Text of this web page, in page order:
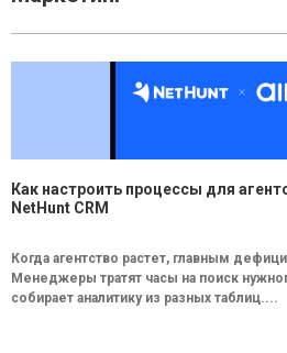
Как настроить процессы для
NetHunt CRM
Когда агентство растет, главным
Менеджеры тратят часы на поиск
собирает аналитику из разных таблиц....